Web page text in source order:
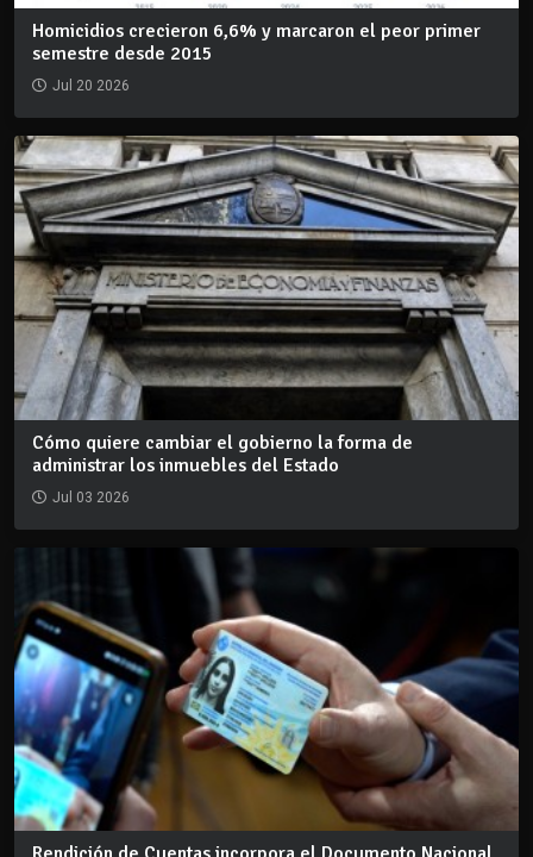
Homicidios crecieron 6,6% y marcaron el peor primer
semestre desde 2015
Jul 20 2026
Cómo quiere cambiar el gobierno la forma de
administrar los inmuebles del Estado
Jul 03 2026